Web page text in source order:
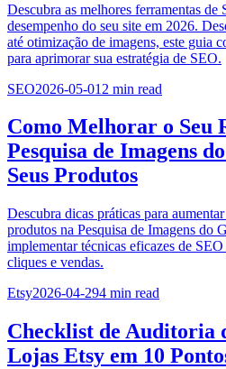
Descubra as melhores ferramentas
desempenho do seu site em 2026.
até otimização de imagens, este guia
para aprimorar sua estratégia de SEO.
SEO2026-05-01 2 min read
Como Melhorar o Seu
Pesquisa de Imagens
Seus Produtos
Descubra dicas práticas para
produtos na Pesquisa de Imagens do
implementar técnicas eficazes de
cliques e vendas.
Etsy2026-04-294 min read
Checklist de Auditoria
Lojas Etsy em 10